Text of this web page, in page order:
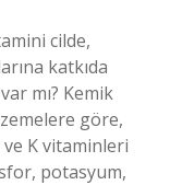
cilde,
katkıda
mı? Kemik
göre,
ve K vitaminleri
potasyum,